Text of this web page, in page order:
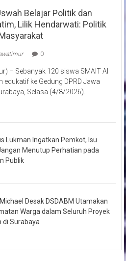
Belajar Politik dan
Lilik Hendarwati: Politik
0
– Sebanyak 120 siswa SMAIT Al
ke Gedung DPRD Jawa
Selasa (4/8/2026).
Lukman Ingatkan Pemkot, Isu
Menutup Perhatian pada
Publik
Desak DSDABM Utamakan
Warga dalam Seluruh Proyek
di Surabaya